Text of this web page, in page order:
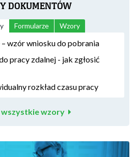
DOKUMENTÓW
Formularze Wzory
– wzór wniosku do pobrania
pracy zdalnej - jak zgłosić
rozkład czasu pracy
wszystkie wzory